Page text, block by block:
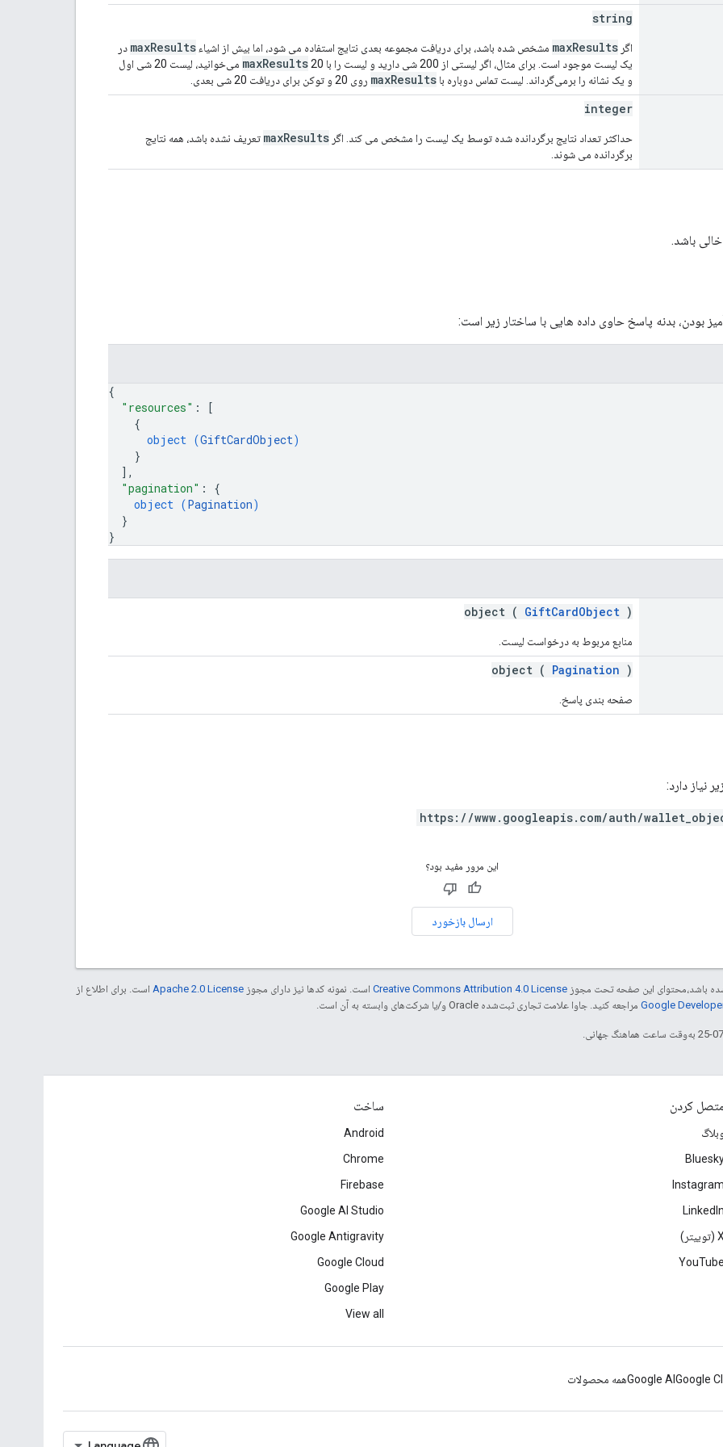
string
اگر maxResults مشخص شده باشد، برای دریافت مجموعه بعدی نتایج استفاده می شود، اما بیش از اشیاء maxResults در
یک لیست موجود است. برای مثال، اگر لیستی از 200 شی دارید و لیست را با
maxResults
20 می‌خوانید، لیست 20 شی اول
و یک نشانه را برمی‌گرداند. لیست تماس دوباره با maxResults روی 20 و توکن برای دریافت 20 شی بعدی.
integer
حداکثر تعداد نتایج برگردانده شده توسط یک لیست را مشخص می کند. اگر maxResults تعریف نشده باشد، همه نتایج
برگردانده می شوند.
باشد.
بودن، بدنه پاسخ حاوی داده هایی با ساختار زیر است:
{
"resources" :
[
{
object (GiftCardObject)
}
] ,
"pagination" : {
object (Pagination)
}
}
object ( GiftCardObject )
منابع مربوط به درخواست لیست.
object ( Pagination )
صفحه بندی پاسخ.
https://www.googleapis.com/auth/
این مرور مفید بود؟
ارسال بازخورد
شده باشد،‌محتوای این صفحه تحت مجوز Creative Commons Attribution 4.0 License است. نمونه کدها نیز دارای مجوز Apache 2.0 License است. برای اطلاع از
مراجعه کنید. جاوا علامت تجاری ثبت‌شده Oracle و/یا شرکت‌های وابسته به آن است.
متصل کردن
وبلاگ
Instagram
LinkedIn
‫X (توییتر)
YouTube
ساخت
Android
Chrome
Firebase
Google AI Studio
Google Antigravity
Google Cloud
Google Play
View all
Google
Google AIهمه محصولات